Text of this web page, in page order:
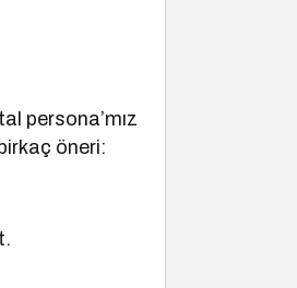
persona’mız
öneri: